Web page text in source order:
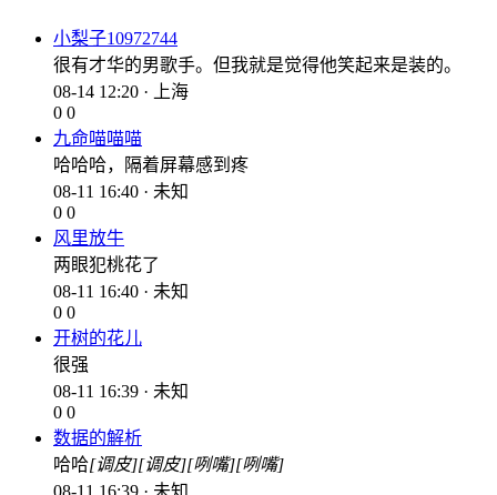
小梨子10972744
很有才华的男歌手。但我就是觉得他笑起来是装的。
08-14 12:20 · 上海
0 0
九命喵喵喵
哈哈哈，隔着屏幕感到疼
08-11 16:40 · 未知
0 0
风里放牛
两眼犯桃花了
08-11 16:40 · 未知
0 0
开树的花儿
很强
08-11 16:39 · 未知
0 0
数据的解析
哈哈[调皮][调皮][咧嘴][咧嘴]
08-11 16:39 · 未知